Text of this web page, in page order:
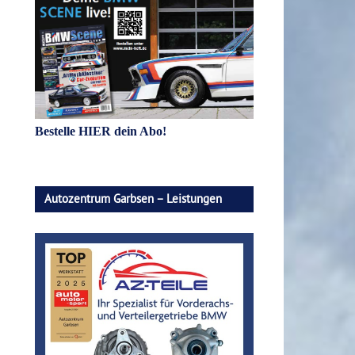
Bestelle HIER dein Abo!
Autozentrum Garbsen – Leistungen